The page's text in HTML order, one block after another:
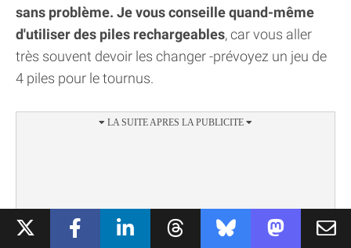
sans problème. Je vous conseille quand-même
d'utiliser des piles rechargeables, car vous aller
très souvent devoir les changer -prévoyez un jeu de
4 piles pour le tournus.